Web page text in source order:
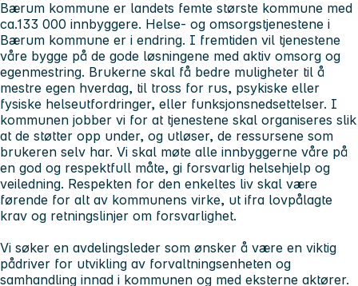
Bærum kommune er landets femte største kommune med
ca.133 000 innbyggere. Helse- og omsorgstjenestene i
Bærum kommune er i endring. I fremtiden vil tjenestene
våre bygge på de gode løsningene med aktiv omsorg og
egenmestring. Brukerne skal få bedre muligheter til å
mestre egen hverdag, til tross for rus, psykiske eller
fysiske helseutfordringer, eller funksjonsnedsettelser. I
kommunen jobber vi for at tjenestene skal organiseres slik
at de støtter opp under, og utløser, de ressursene som
brukeren selv har. Vi skal møte alle innbyggerne våre på
en god og respektfull måte, gi forsvarlig helsehjelp og
veiledning. Respekten for den enkeltes liv skal være
førende for alt av kommunens virke, ut ifra lovpålagte
krav og retningslinjer om forsvarlighet.
Vi søker en avdelingsleder som ønsker å være en viktig
pådriver for utvikling av forvaltningsenheten og
samhandling innad i kommunen og med eksterne aktører.